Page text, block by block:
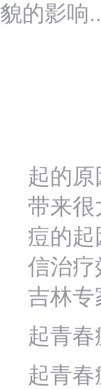
貌的影响
起的
带来
痘的
信治疗
吉林专
起青
起青